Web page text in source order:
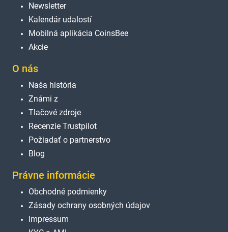
Newsletter
Kalendár udalostí
Mobilná aplikácia CoinsBee
Akcie
O nás
Naša história
Známi z
Tlačové zdroje
Recenzie Trustpilot
Požiadať o partnerstvo
Blog
Právne informácie
Obchodné podmienky
Zásady ochrany osobných údajov
Impressum